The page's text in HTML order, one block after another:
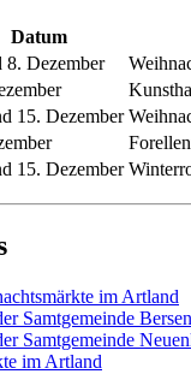
Datum
8. Dezember
15. Dezember
15. Dezember
im Artland
Samtgemeinde
Samtgemeinde
im Artland